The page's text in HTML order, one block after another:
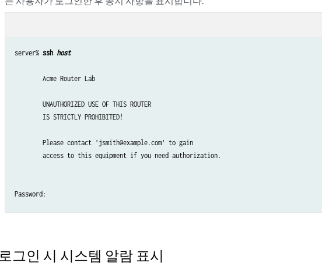
server% ssh host
        Acme Router Lab
        UNAUTHORIZED USE OF THIS ROUTER
        IS STRICTLY PROHIBITED!
        Please contact 'jsmith@example.com' to gain
        access to this equipment if you need authorization.
Password:
로그인 시 시스템 알람 표시